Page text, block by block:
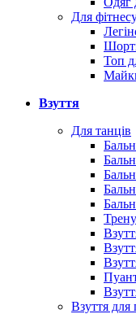
Для
Топ
Взуття
Для танців
Взуття для